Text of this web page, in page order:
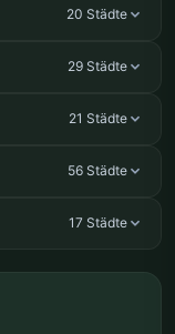
20 Städte
29 Städte
21 Städte
56 Städte
17 Städte